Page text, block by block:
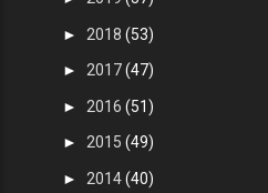
► 2018(53)
►2017(47)
► 2016(51)
►2015(49)
► 2014(40)